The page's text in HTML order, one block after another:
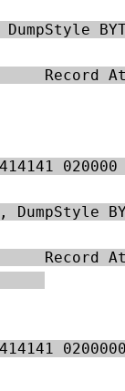
Record